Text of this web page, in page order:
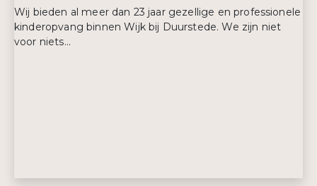
Wij bieden al meer dan 23 jaar gezellige en professionele
kinderopvang binnen Wijk bij Duurstede. We zijn niet
voor niets...